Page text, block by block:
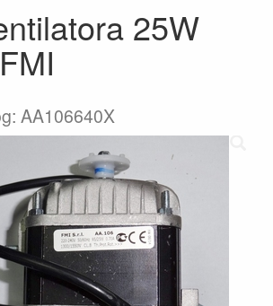
25W
AA106640X